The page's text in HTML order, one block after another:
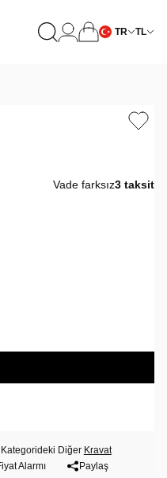
TR TL
Vade farksız3 taksit
Kategorideki Diğer Kravat
Alarmı
Paylaş